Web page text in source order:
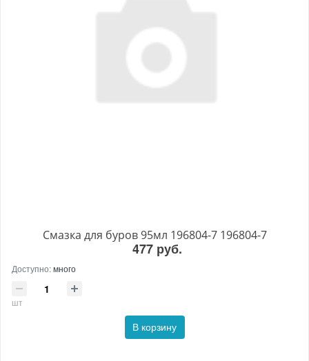
Смазка для буров 95мл 196804-7 196804-7
477 руб.
Доступно:много
шт
В корзину